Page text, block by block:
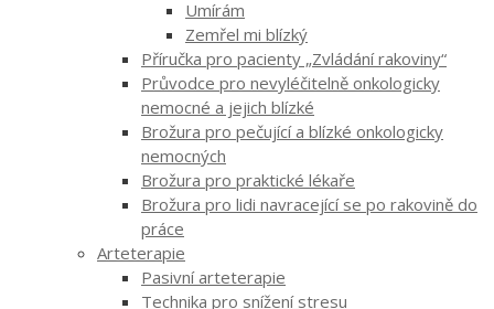
Umírám
Zemřel mi blízký
Příručka pro pacienty „Zvládání rakoviny“
Průvodce pro nevyléčitelně onkologicky
nemocné a jejich blízké
Brožura pro pečující a blízké onkologicky
nemocných
Brožura pro praktické lékaře
Brožura pro lidi navracející se po rakovině do
práce
Arteterapie
Pasivní arteterapie
Technika pro snížení stresu